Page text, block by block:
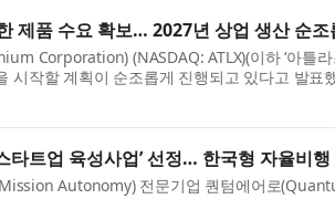
제품 수요 확보… 2027년 상업 생산 순조
Corporation) (NASDAQ: ATLX)(이하 ‘아틀라
시작할 계획이 순조롭게 진행되고 있다고 발표
타트업 육성사업’ 선정… 한국형 자율비
Autonomy) 전문기업 퀀텀에어로